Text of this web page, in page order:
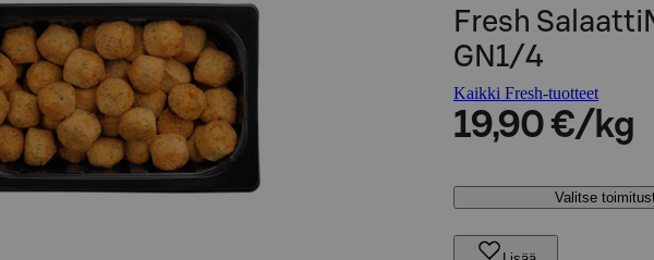
Fresh
GN1/4
Kaikki Fresh-tuotteet
19,90 €/kg
Valitse